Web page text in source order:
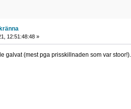
12:51:48:48 »
galvat (mest pga prisskillnaden som var